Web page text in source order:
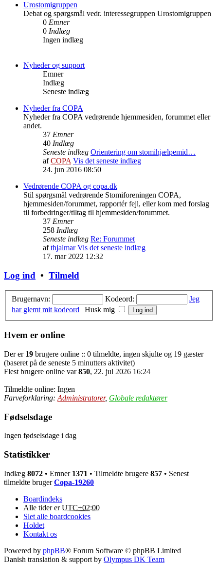
Urostomigruppen
Debat og spørgsmål vedr. interessegruppen Urostomigruppen
0 Emner
0 Indlæg
Ingen indlæg
Nyheder og support
Emner
Indlæg
Seneste indlæg
Nyheder fra COPA
Nyheder fra COPA vedrørende hjemmesiden, forummet eller
andet.
37 Emner
40 Indlæg
Seneste indlæg Orientering om stomihjælpemid…
afCOPA Vis det seneste indlæg
24. jun 2016 08:50
Vedrørende COPA og copa.dk
Stil spørgsmål vedrørende Stomiforeningen COPA,
hjemmesiden/forummet, rapportér fejl, eller kom med forslag
til forbedringer/tiltag til hjemmesiden/forummet.
37 Emner
258 Indlæg
Seneste indlæg Re: Forummet
afthjalmar Vis det seneste indlæg
17. mar 2022 12:32
Log ind • Tilmeld
Brugernavn: Kodeord:
Jeg
har glemt mit kodeord | Husk mig
Hvem er online
Der er 19 brugere online :: 0 tilmeldte, ingen skjulte og 19 gæster
(baseret på de seneste 5 minutters aktivitet)
Flest brugere online var850, 22. jul 2026 16:24
Tilmeldte online: Ingen
Farveforklaring: Administratorer, Globale redaktører
Fødselsdage
Ingen fødselsdage i dag
Statistikker
Indlæg 8072 • Emner 1371 • Tilmeldte brugere 857 • Senest
tilmeldte brugerCopa-19260
Boardindeks
Alle tider erUTC+02:00
Slet alle boardcookies
Holdet
Kontakt os
Powered by phpBB® Forum Software © phpBB Limited
Danish translation & support by Olympus DK Team